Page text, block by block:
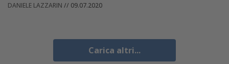
DANIELE LAZZARIN // 09.07.2020
Carica altri...